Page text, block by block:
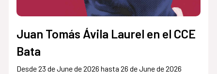
Juan Tomás Ávila Laurel en el CCE
Bata
Desde 23 de June de 2026 hasta 26 de June de 2026